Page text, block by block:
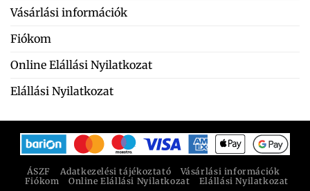
Vásárlási információk
Fiókom
Online Elállási Nyilatkozat
Elállási Nyilatkozat
ÁSZF Adatkezelési tájékoztató
Vásárlási információk
Fiókom
Online Elállási Nyilatkozat Elállási Nyilatkozat